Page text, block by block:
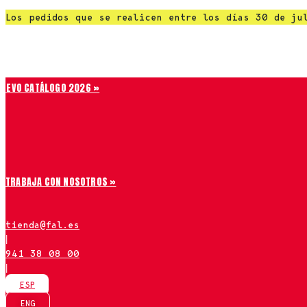
Saltar
Los pedidos que se realicen entre los días 30 de
CATÁLOGO 2026 »
TRABAJA CON NOSOTROS »
tienda@fal.es
941 38 08 00
ESP
ENG